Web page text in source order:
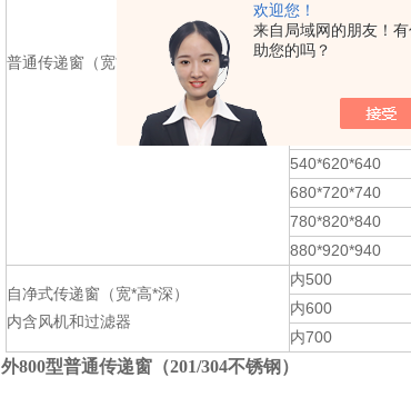
欢迎您！
来自局域网的朋友！
助您的吗？
普通传递窗（宽*高*深）
内900
内1000
380*420*440
480*520*540
540*620*640
680*720*740
780*820*840
880*920*940
自净式传递窗（宽*高*深）
内含风机和过滤器
内500
内600
内700
外800型普通传递窗（201/304不锈钢）